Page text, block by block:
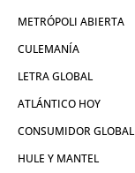
METRÓPOLI ABIERTA
CULEMANÍA
LETRA GLOBAL
ATLÁNTICO HOY
CONSUMIDOR GLOBAL
HULE Y MANTEL